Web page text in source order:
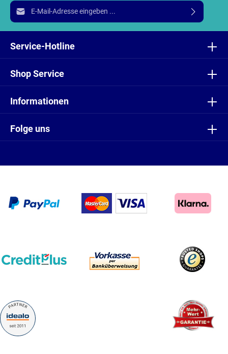
E-Mail-Adresse*
Ich habe dieDatenschutzbestimmungenzur Kenntnis
einverstanden.
Folge uns
Service-Hotline
Shop Service
Informationen